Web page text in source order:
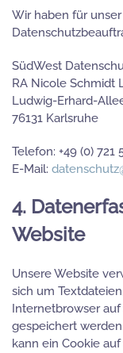
Wir haben für
SüdWest
RA Nicole Schmidt
Ludwig-Erhard-
76131 Karlsruhe
Telefon: +49 (0) 721
E-Mail:
4.
Website
Unsere Website
sich um
Internetbrowser
gespeichert
kann ein Cookie